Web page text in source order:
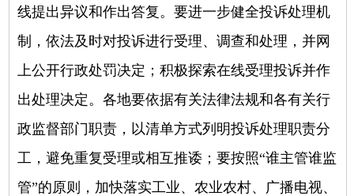
线提出异议和作出答复。要进一步健全投诉处理机
制，依法及时对投诉进行受理、调查和处理，并网
上公开行政处罚决定；积极探索在线受理投诉并作
出处理决定。各地要依据有关法律法规和各有关行
政监督部门职责，以清单方式列明投诉处理职责分
工，避免重复受理或相互推诿；要按照“谁主管谁监
管”的原则，加快落实工业、农业农村、广播电视、